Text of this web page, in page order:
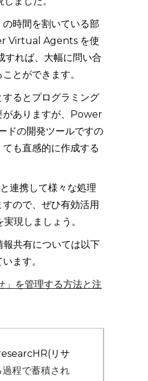
時間を割いている部
Virtual Agents を使
すれば、大幅に問い合
とができます。
るとプログラミング
がありますが、Power
の開発ツールですの
も直感的に作成する
連携して様々な処理
ので、ぜひ有効活用
現しましょう。
共有については以下
ます。
」を管理する方法と注
リサ
過程で蓄積され